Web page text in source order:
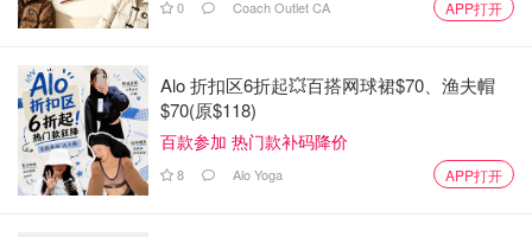
一场适合家庭的迷你高尔夫球。该活动以万圣节为灵感，鼓
励所有年龄段的人报名参加开球时间，并穿着他们最喜欢的
服装。活动时间大约需要 60 分钟，具体取决于技能水平。
门票价格为 50 加币，预订时需支付 10 加币的押金。
0 Coach Outlet CA APP打开
Alo 折扣区6折起💥百搭网球裙$70、渔夫帽
$70(原$118)
百款参加 热门款补码降价
8 Alo Yoga APP打开